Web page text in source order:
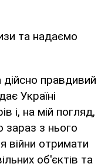
та надаємо
правдивий
Україні
і, на мій погляд,
з нього
війни отримати
об'єктів та